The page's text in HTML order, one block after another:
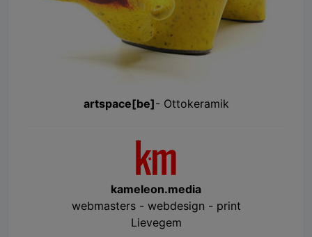
artspace[be]- Ottokeramik
kameleon.media
webmasters - webdesign - print
Lievegem